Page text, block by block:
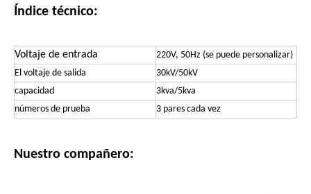
Índice técnico:
Voltaje de entrada
220V, 50Hz (se puede personalizar)
El voltaje de salida
30kV/50kV
capacidad
3kva/5kva
números de prueba
3 pares cada vez
Nuestro compañero: